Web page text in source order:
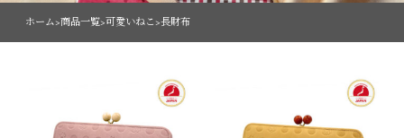
ホーム>商品一覧>可愛いねこ>長財布